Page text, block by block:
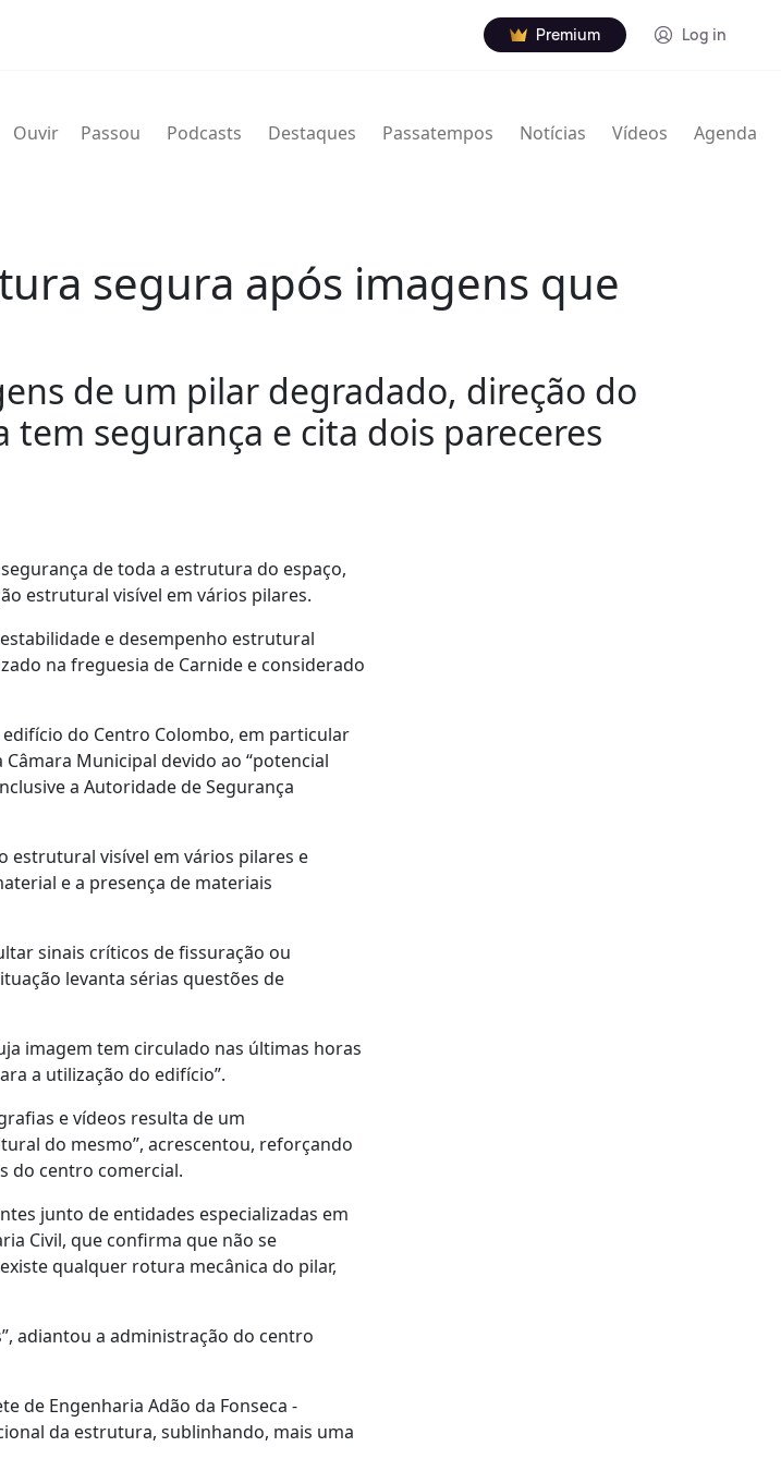
Premium Log in
Ouvir Passou Podcasts Destaques Passatempos Notícias Vídeos Agenda
segura após imagens que
de um pilar degradado, direção do
segurança e cita dois pareceres
de toda a estrutura do espaço,
estrutural visível em vários pilares.
e desempenho estrutural
na freguesia de Carnide e considerado
do Centro Colombo, em particular
Municipal devido ao “potencial
a Autoridade de Segurança
estrutural visível em vários pilares e
e a presença de materiais
sinais críticos de fissuração ou
levanta sérias questões de
imagem tem circulado nas últimas horas
a utilização do edifício”.
e vídeos resulta de um
do mesmo”, acrescentou, reforçando
do centro comercial.
junto de entidades especializadas em
Civil, que confirma que não se
qualquer rotura mecânica do pilar,
adiantou a administração do centro
de Engenharia Adão da Fonseca -
da estrutura, sublinhando, mais uma